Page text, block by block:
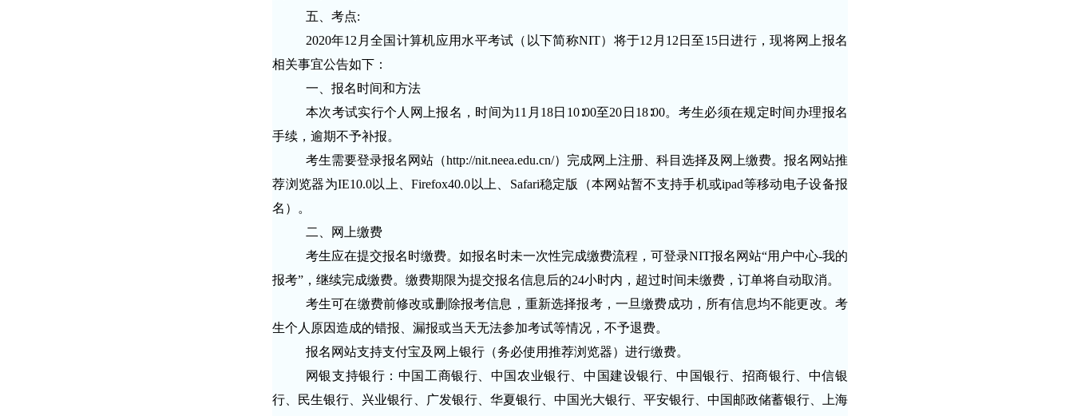
五、考点:
2020年12月全国计算机应用水平考试（以下简称NIT）将于12月12日至15日进行，现将网上报名
相关事宜公告如下：
一、报名时间和方法
本次考试实行个人网上报名，时间为11月18日10∶00至20日18∶00。考生必须在规定时间办理报名
手续，逾期不予补报。
考生需要登录报名网站（http://nit.neea.edu.cn/）完成网上注册、科目选择及网上缴费。报名网站推
荐浏览器为IE10.0以上、Firefox40.0以上、Safari稳定版（本网站暂不支持手机或ipad等移动电子设备报
名）。
二、网上缴费
考生应在提交报名时缴费。如报名时未一次性完成缴费流程，可登录NIT报名网站“用户中心-我的
报考”，继续完成缴费。缴费期限为提交报名信息后的24小时内，超过时间未缴费，订单将自动取消。
考生可在缴费前修改或删除报考信息，重新选择报考，一旦缴费成功，所有信息均不能更改。考
生个人原因造成的错报、漏报或当天无法参加考试等情况，不予退费。
报名网站支持支付宝及网上银行（务必使用推荐浏览器）进行缴费。
网银支持银行：中国工商银行、中国农业银行、中国建设银行、中国银行、招商银行、中信银
行、民生银行、兴业银行、广发银行、华夏银行、中国光大银行、平安银行、中国邮政储蓄银行、上海